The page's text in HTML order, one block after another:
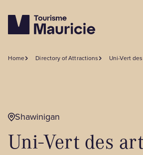
Where to Eat
Where to Stay
Home Directory of Attractions Uni-Vert
Shawinigan
Uni-Vert des